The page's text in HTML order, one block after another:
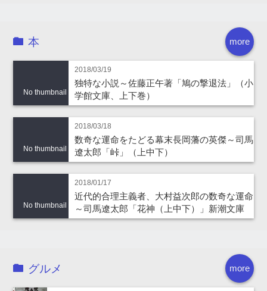
more
本
No thumbnail
2018/03/19
独特な小説～佐藤正午著「鳩の撃退法」（小
学館文庫、上下巻）
No thumbnail
2018/03/18
数奇な運命をたどる幕末長岡藩の英傑～司馬
遼太郎「峠」（上中下）
No thumbnail
2018/01/17
近代的合理主義者、大村益次郎の数奇な運命
～司馬遼太郎「花神（上中下）」新潮文庫
more
グルメ